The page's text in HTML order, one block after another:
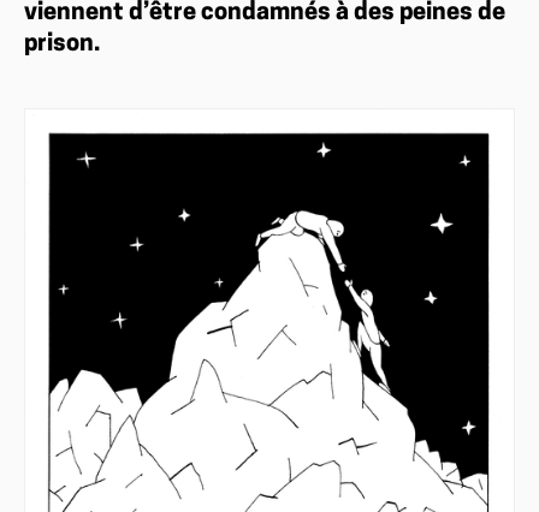
viennent d’être condamnés à des peines de
prison.